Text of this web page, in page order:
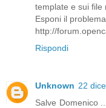
template e sui file
Esponi il
http://
Rispondi
Unknown 22
Salve Domenico